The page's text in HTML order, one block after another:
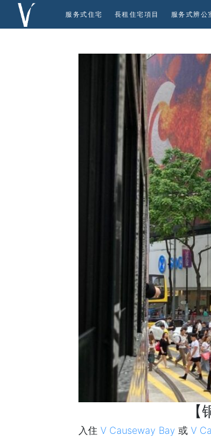
服务式住宅 長租住宅項目 服务式辨公
入住 V Causeway Bay 或 V